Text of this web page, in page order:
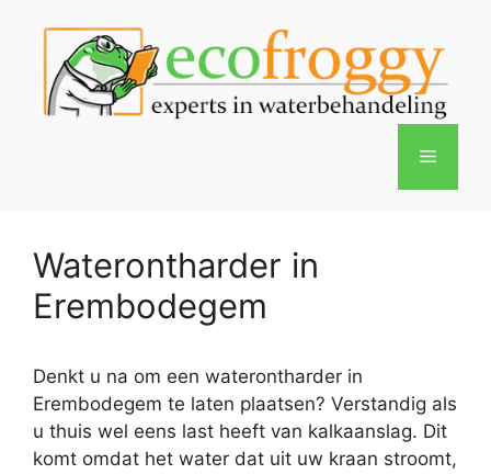
inhoud
Menu
Waterontharder in
Erembodegem
Denkt u na om een waterontharder in
Erembodegem te laten plaatsen? Verstandig als
u thuis wel eens last heeft van kalkaanslag. Dit
komt omdat het water dat uit uw kraan stroomt,